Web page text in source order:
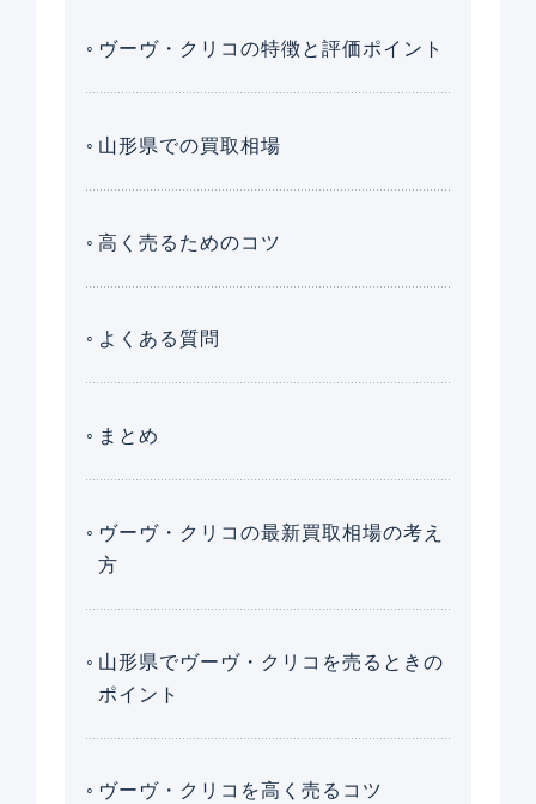
ヴーヴ・クリコの特徴と評価ポイント
山形県での買取相場
高く売るためのコツ
よくある質問
まとめ
ヴーヴ・クリコの最新買取相場の考え
方
山形県でヴーヴ・クリコを売るときの
ポイント
ヴーヴ・クリコを高く売るコツ